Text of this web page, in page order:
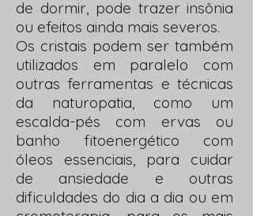
de dormir, pode trazer insônia
ou efeitos ainda mais severos.
Os cristais podem ser também
utilizados em paralelo com
outras ferramentas e técnicas
da naturopatia, como um
escalda-pés com ervas ou
banho fitoenergético com
óleos essenciais, para cuidar
de ansiedade e outras
dificuldades do dia a dia ou em